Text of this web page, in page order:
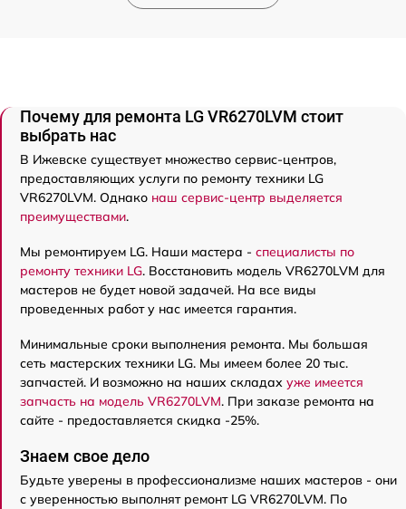
Почему для ремонта LG VR6270LVM стоит
выбрать нас
В Ижевске существует множество сервис-центров,
предоставляющих услуги по ремонту техники LG
VR6270LVM. Однако наш сервис-центр выделяется
преимуществами.
Мы ремонтируем LG. Наши мастера - специалисты по
ремонту техники LG. Восстановить модель VR6270LVM для
мастеров не будет новой задачей. На все виды
проведенных работ у нас имеется гарантия.
Минимальные сроки выполнения ремонта. Мы большая
сеть мастерских техники LG. Мы имеем более 20 тыс.
запчастей. И возможно на наших складах уже имеется
запчасть на модель VR6270LVM. При заказе ремонта на
сайте - предоставляется скидка -25%.
Знаем свое дело
Будьте уверены в профессионализме наших мастеров - они
с уверенностью выполнят ремонт LG VR6270LVM. По